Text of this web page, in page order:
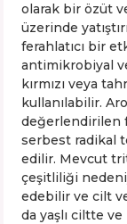
olarak bir özüt
üzerinde
ferahlatıcı bir
antimikrobiyal
kırmızı veya
kullanılabilir.
değerlendirilen
serbest radikal
edilir. Mevcut
çeşitliliği
edebilir ve cilt
da yaşlı ciltte ve